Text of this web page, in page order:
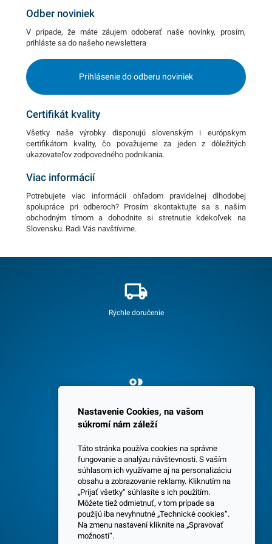
Odber noviniek
V prípade, že máte záujem odoberať naše novinky, prosím,
prihláste sa do našeho newslettera
Prihlásenie do odberu noviniek
Certifikát kvality
Všetky naše výrobky disponujú slovenským i európskym
certifikátom kvality, čo považujeme za jeden z dôležitých
ukazovateľov zodpovedného podnikania.
Viac informácií
Potrebujete viac informácií ohľadom pravidelnej dlhodobej
spolupráce pri odberoch? Prosím skontaktujte sa s naším
obchodným tímom a dohodnite si stretnutie kdekoľvek na
Slovensku. Radi Vás navštívime.
Rýchle doručenie
Spokojných 3600 zákazníkov
Centrála a predajňa v Senci
Nastavenie Cookies, na vašom
súkromí nám záleží
Táto stránka používa cookies na správne
fungovanie a analýzu návštevnosti. S vaším
súhlasom ich využívame aj na personalizáciu
obsahu a zobrazovanie reklamy. Kliknutím na
„Prijať všetky“ súhlasíte s ich použitím.
Môžete tiež odmietnuť, v tom prípade sa
použijú iba nevyhnutné „Technické cookies“.
Na zmenu nastavení kliknite na „Spravovať
možnosti“.